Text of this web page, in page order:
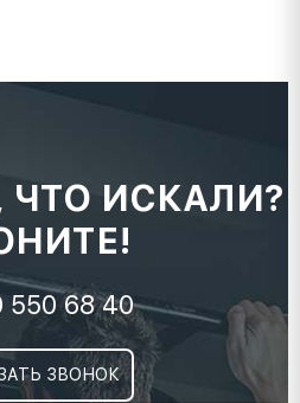
ИСКАЛИ?
550 68 40
ЗВОНОК